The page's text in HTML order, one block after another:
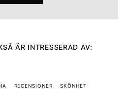
ÄR INTRESSERAD AV:
RECENSIONER SKÖNHET